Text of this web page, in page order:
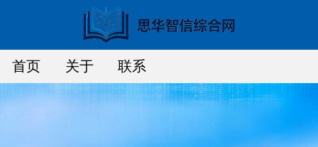
首页 关于 联系